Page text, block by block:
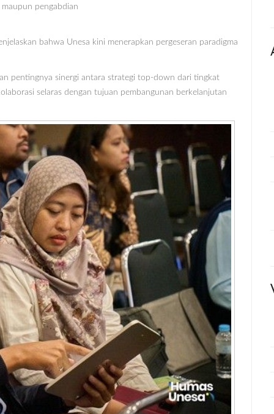
pengabdian
bahwa Unesa kini menerapkan pergeseran paradigma
pentingnya sinergi antara strategi top-down dari tingkat
selaras dengan tujuan pembangunan berkelanjutan